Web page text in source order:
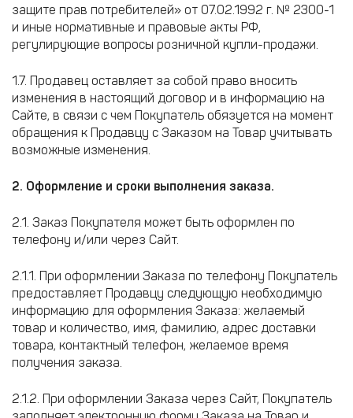
защите прав потребителей» от 07.02.1992 г. № 2300-1
и иные нормативные и правовые акты РФ,
регулирующие вопросы розничной купли-продажи.
1.7. Продавец оставляет за собой право вносить
изменения в настоящий договор и в информацию на
Сайте, в связи с чем Покупатель обязуется на момент
обращения к Продавцу с Заказом на Товар учитывать
возможные изменения.
2. Оформление и сроки выполнения заказа.
2.1. Заказ Покупателя может быть оформлен по
телефону и/или через Сайт.
2.1.1. При оформлении Заказа по телефону Покупатель
предоставляет Продавцу следующую необходимую
информацию для оформления Заказа: желаемый
товар и количество, имя, фамилию, адрес доставки
товара, контактный телефон, желаемое время
получения заказа.
2.1.2. При оформлении Заказа через Сайт, Покупатель